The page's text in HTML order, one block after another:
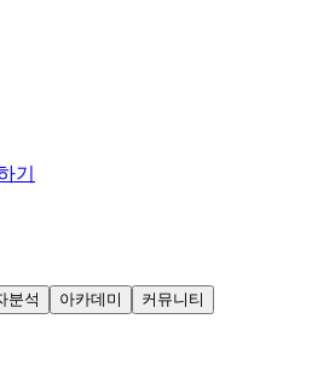
기
분석 아카데미 커뮤니티